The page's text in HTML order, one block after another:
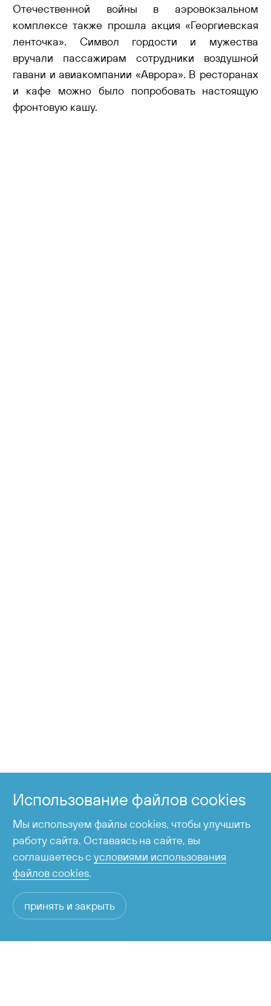
время работы с 6:00 до 23:00
Отечественной войны в аэровокзальном
комплексе также прошла акция «Георгиевская
ленточка». Символ гордости и мужества
вручали пассажирам сотрудники воздушной
гавани и авиакомпании «Аврора». В ресторанах
и кафе можно было попробовать настоящую
фронтовую кашу.
Использование файлов cookies
Мы используем файлы cookies, чтобы улучшить
работу сайта. Оставаясь на сайте, вы
соглашаетесь сусловиями использования
файлов cookies.
принять и закрыть